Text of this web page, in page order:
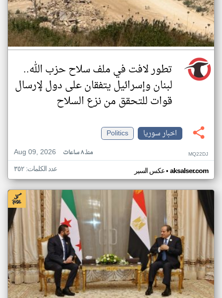
تطور لافت في ملف سلاح حزب الله..
لبنان وإسرائيل يتفقان على دول لإرسال
قوات للتحقق من نزع السلاح
اخبار سوريا
Politics
Aug 09, 2026
منذ ٨ ساعات MQ22DJ
عكس السير• aksalser.com عدد الكلمات: ٣٥٢